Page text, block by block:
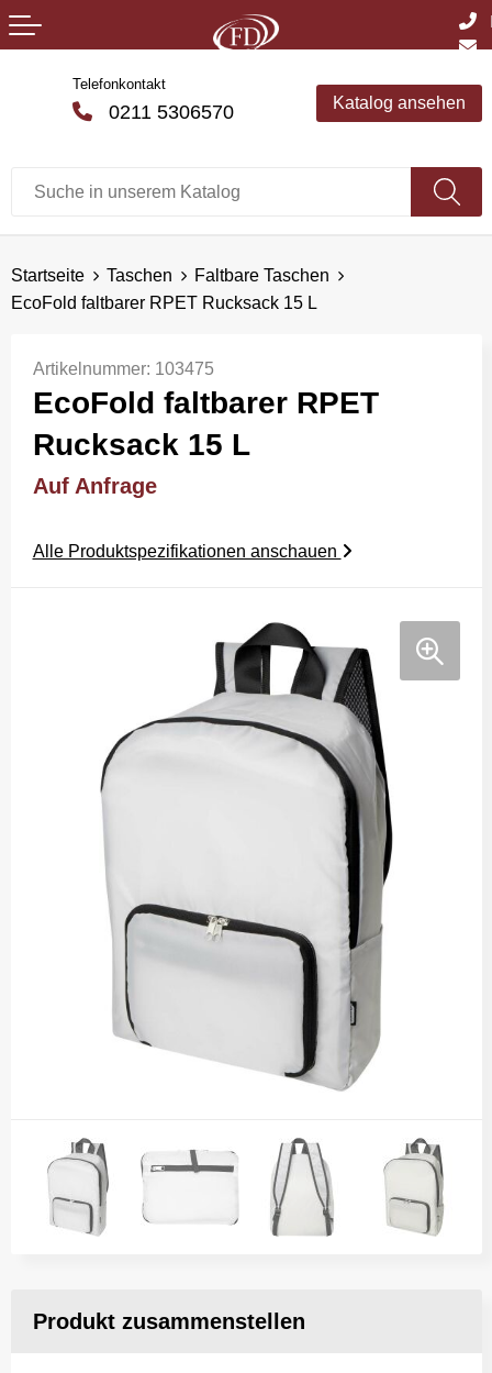
Telefonkontakt
0211 5306570 Katalog ansehen
Startseite Taschen
Faltbare Taschen
EcoFold faltbarer RPET Rucksack 15 L
Artikelnummer: 103475
EcoFold faltbarer RPET
Rucksack 15 L
Auf Anfrage
Alle Produktspezifikationen anschauen
Produkt zusammenstellen